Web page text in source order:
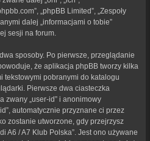
„phpBB Limited”, „Zespoły
dalej „informacjami o tobie”
sesji na forum.
sposoby. Po pierwsze, przeglądanie
że aplikacja phpBB tworzy kilka
tekstowymi pobranymi do katalogu
Pierwsze dwa ciasteczka
zwany „user-id” i anonimowy
automatycznie przyznane ci przez
zostanie utworzone, gdy przejrzysz
A6 / A7 Klub Polska”. Jest ono używane